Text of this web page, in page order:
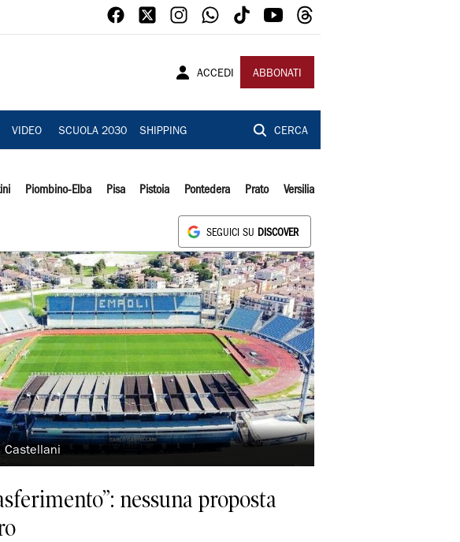
ACCEDI ABBONATI
VIDEO SCUOLA 2030 SHIPPING CERCA
Piombino-Elba Pisa Pistoia Pontedera Prato Versilia
SEGUICI SU DISCOVER
Castellani
nessuna proposta